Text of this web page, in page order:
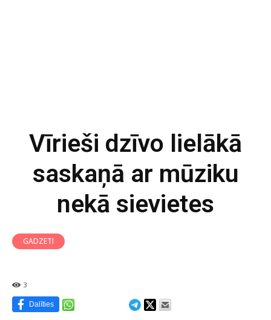
Vīrieši dzīvo lielākā
saskaņā ar mūziku
nekā sievietes
GADZETI
3
Dalīties